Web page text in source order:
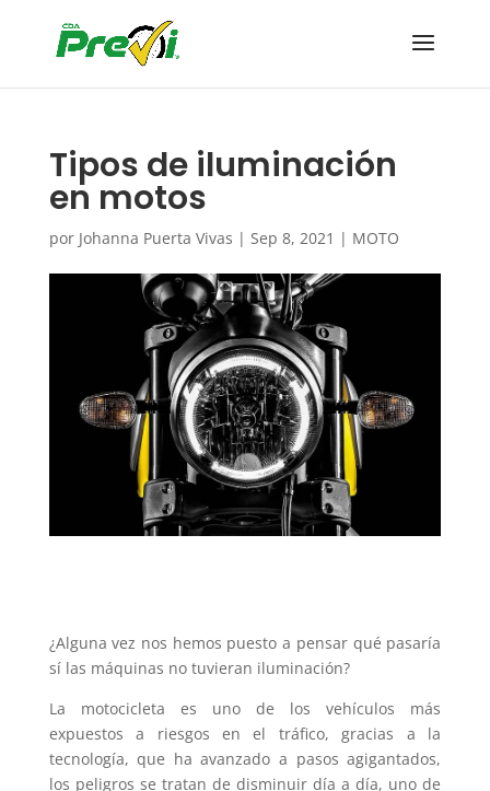
Tipos de iluminación
en motos
por Johanna Puerta Vivas | Sep 8, 2021 | MOTO
¿Alguna vez nos hemos puesto a pensar qué pasaría
sí las máquinas no tuvieran iluminación?
La motocicleta es uno de los vehículos más
expuestos a riesgos en el tráfico, gracias a la
tecnología, que ha avanzado a pasos agigantados,
los peligros se tratan de disminuir día a día, uno de